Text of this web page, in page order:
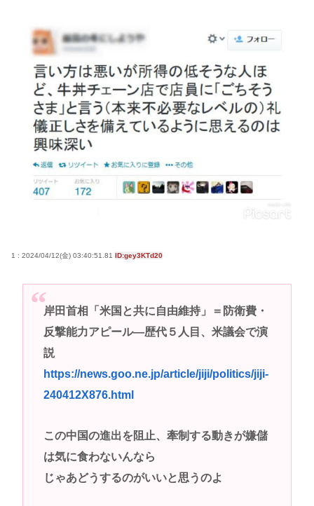
韓国人「41歳ロナウド、ポルトガル黄金世代の救世
主か足枷か」と話題に
【再評価】ニューメタル・オルタナメタル=ラウドロ
ック（和製英語）がZに刺さってるらしい。お前らが
キッズの頃好きだったバンドは何？
商業施設でいきなり"ラリアット" 面識ない女子中学
生の顎を右腕で殴打 22歳女性を暴行容疑で逮捕
京大付属医の医療ミスこわすぎるな
高市早苗さん、憧れのバンドを官邸に招き、自身の
かされる「女神の加護を受けしママのサーガ」3巻 今
ポケカ資産が100万円超えた男の子www
【高市動画】こういうオスガキってどうやったら産
まれるの？
中国のメスガキ、民度が終わりすぎてる
Powered by livedoor 相互RSS
1 : 2024/04/12(金) 03:40:51.81 ID:gey3KTd20
岸田首相「米国と共に自由維持」＝防衛費・
反撃能力アピール―歴代５人目、米議会で演
説
https://news.goo.ne.jp/article/jiji/politics/jiji-
240412X876.html
この中国の進出を阻止、牽制する動きが嫌儲
は気に食わないんなら
じゃあどうするのがいいと思うのよ